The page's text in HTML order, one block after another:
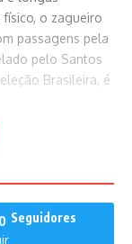
o zagueiro
passagens pela
pelo Santos
Brasileira, é
Seguidores